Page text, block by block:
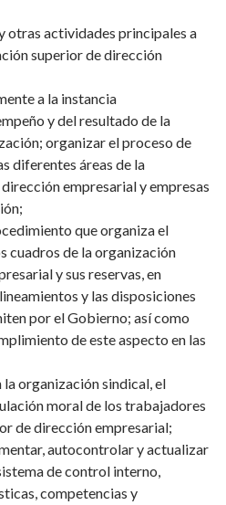
otras actividades principales a
superior de dirección
a la instancia
y del resultado de la
organizar el proceso de
diferentes áreas de la
empresarial y empresas
que organiza el
cuadros de la organización
y sus reservas, en
y las disposiciones
por el Gobierno; así como
de este aspecto en las
organización sindical, el
moral de los trabajadores
de dirección empresarial;
autocontrolar y actualizar
de control interno,
competencias y